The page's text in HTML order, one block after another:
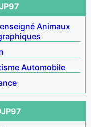
Animaux
Automobile